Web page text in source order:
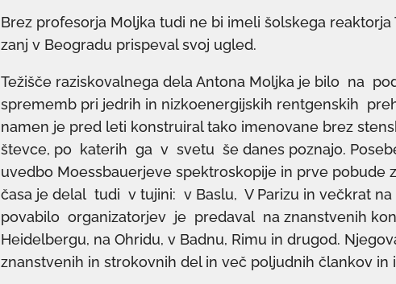
Brez profesorja Moljka tudi ne bi imeli šolskega
zanj v Beogradu prispeval svoj ugled.
Težišče raziskovalnega dela Antona Moljka je bilo na
sprememb pri jedrih in nizkoenergijskih rentgenskih
namen je pred leti konstruiral tako imenovane brez
števce, po katerih ga v svetu še danes poznajo.
uvedbo Moessbauerjeve spektroskopije in prve pobude
časa je delal tudi v tujini: v Baslu, V Parizu in večkrat na
povabilo organizatorjev je predaval na znanstvenih
Heidelbergu, na Ohridu, v Badnu, Rimu in drugod.
znanstvenih in strokovnih del in več poljudnih člankov in